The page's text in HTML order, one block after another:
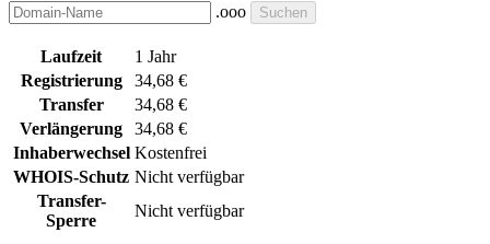
.ooo Suchen
Laufzeit
1 Jahr
Registrierung
34,68 €
Transfer
34,68 €
Verlängerung
34,68 €
Inhaberwechsel Kostenfrei
WHOIS-Schutz Nicht verfügbar
Transfer-
Sperre
Nicht verfügbar